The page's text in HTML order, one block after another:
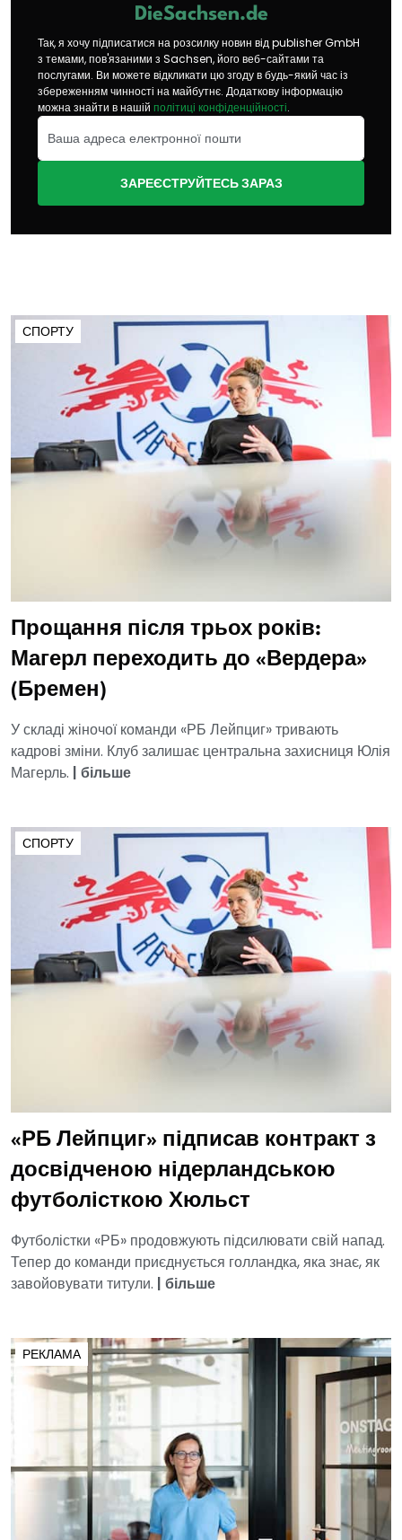
DieSachsen.de
Так, я хочу підписатися на розсилку новин від publisher GmbH
з темами, пов'язаними з Sachsen, його веб-сайтами та
послугами. Ви можете відкликати цю згоду в будь-який час із
збереженням чинності на майбутнє. Додаткову інформацію
можна знайти в нашій політиці конфіденційності.
ЗАРЕЄСТРУЙТЕСЬ ЗАРАЗ
СПОРТУ
Прощання після трьох років:
Магерл переходить до «Вердера»
(Бремен)
У складі жіночої команди «РБ Лейпциг» тривають
кадрові зміни. Клуб залишає центральна захисниця Юлія
Магерль. | більше
СПОРТУ
«РБ Лейпциг» підписав контракт з
досвідченою нідерландською
футболісткою Хюльст
Футболістки «РБ» продовжують підсилювати свій напад.
Тепер до команди приєднується голландка, яка знає, як
завойовувати титули. | більше
РЕКЛАМА